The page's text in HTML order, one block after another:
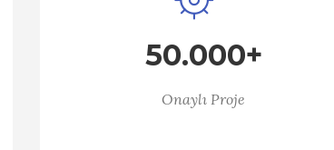
50.000+
Onaylı Proje